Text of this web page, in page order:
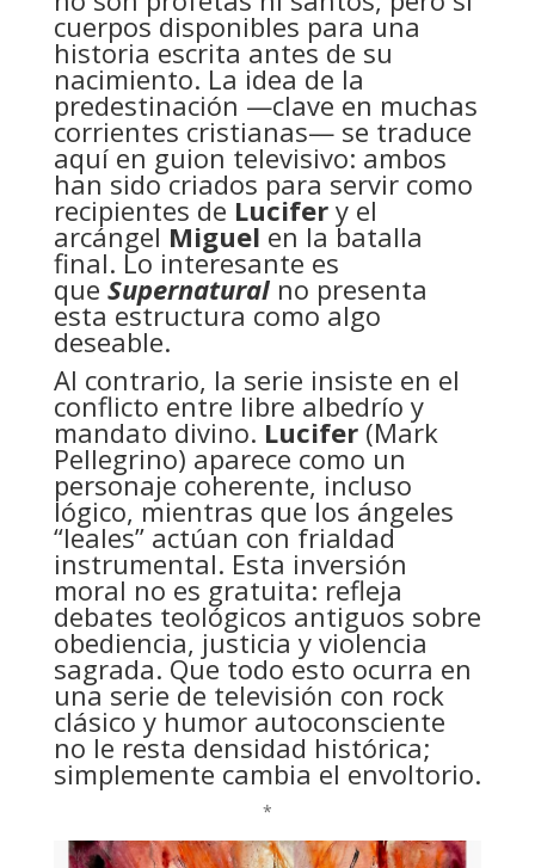
cuerpos disponibles para una
historia escrita antes de su
nacimiento. La idea de la
predestinación —clave en muchas
corrientes cristianas— se traduce
aquí en guion televisivo: ambos
han sido criados para servir como
recipientes de Lucifery el
arcángel Miguel en la batalla
final. Lo interesante es
que Supernaturalno presenta
esta estructura como algo
deseable.
Al contrario, la serie insiste en el
conflicto entre libre albedrío y
mandato divino. Lucifer (Mark
Pellegrino) aparece como un
personaje coherente, incluso
lógico, mientras que los ángeles
“leales” actúan con frialdad
instrumental. Esta inversión
moral no es gratuita: refleja
debates teológicos antiguos sobre
obediencia, justicia y violencia
sagrada. Que todo esto ocurra en
una serie de televisión con rock
clásico y humor autoconsciente
no le resta densidad histórica;
simplemente cambia el envoltorio.
*